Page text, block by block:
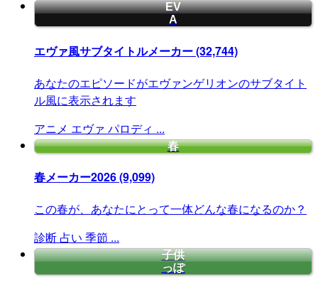
EV
A
エヴァ風サブタイトルメーカー(32,744)
あなたのエピソードがエヴァンゲリオンのサブタイト
ル風に表示されます
アニメ エヴァ パロディ ...
春
春メーカー2026(9,099)
この春が、あなたにとって一体どんな春になるのか？
診断 占い 季節 ...
子供
っぽ